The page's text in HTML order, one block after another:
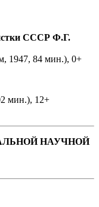
СССР Ф.Г.
1947, 84 мин.), 0+
мин.), 12+
НАУЧНОЙ